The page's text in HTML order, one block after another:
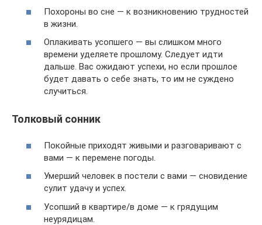
Похороны во сне — к возникновению трудностей
в жизни.
Оплакивать усопшего — вы слишком много
времени уделяете прошлому. Следует идти
дальше. Вас ожидают успехи, но если прошлое
будет давать о себе знать, то им не суждено
случиться.
Толковый сонник
Покойные приходят живыми и разговаривают с
вами — к перемене погоды.
Умерший человек в постели с вами — сновидение
сулит удачу и успех.
Усопший в квартире/в доме — к грядущим
неурядицам.